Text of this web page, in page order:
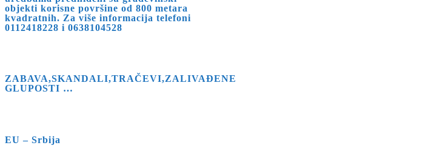
objekti korisne površine od 800 metara
kvadratnih. Za više informacija telefoni
0112418228 i 0638104528
ZABAVA,SKANDALI,TRAČEVI,ZALIVAĐENE
GLUPOSTI …
EU – Srbija